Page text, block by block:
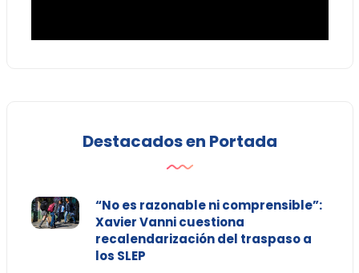
Destacados en Portada
“No es razonable ni comprensible”:
Xavier Vanni cuestiona
recalendarización del traspaso a
los SLEP